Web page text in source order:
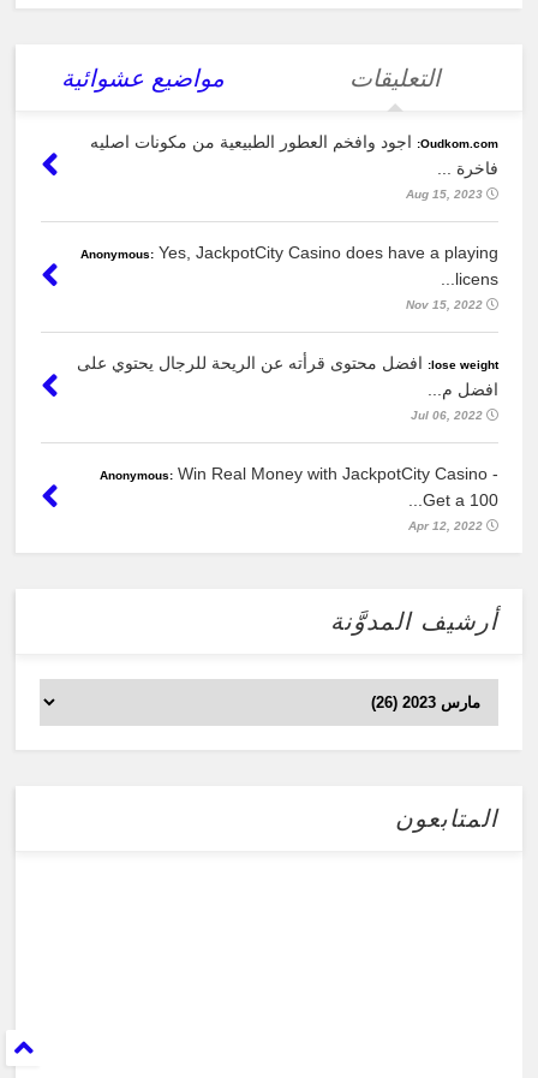
التعليقات مواضيع عشوائية
Oudkom.com:
اجود وافخم العطور الطبيعية من مكونات اصليه
فاخرة ...
Aug 15, 2023
Anonymous: Yes, JackpotCity Casino does have a playing
licens...
Nov 15, 2022
lose weight:
افضل محتوى قرأته عن الريحة للرجال يحتوي على
افضل م...
Jul 06, 2022
Anonymous: Win Real Money with JackpotCity Casino -
Get a 100...
Apr 12, 2022
أرشيف المدوَّنة
المتابعون